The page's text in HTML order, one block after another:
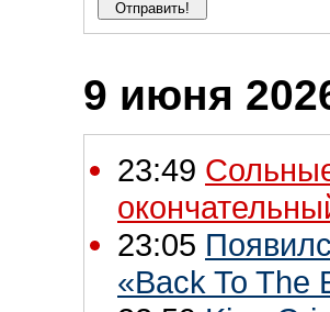
9 июня
23:49
23:05
«Back To The